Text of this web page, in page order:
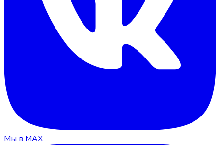
Мы в MAX